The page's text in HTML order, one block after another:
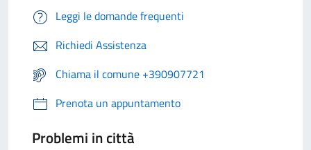
Leggi le domande frequenti
Richiedi Assistenza
Chiama il comune +390907721
Prenota un appuntamento
Problemi in città